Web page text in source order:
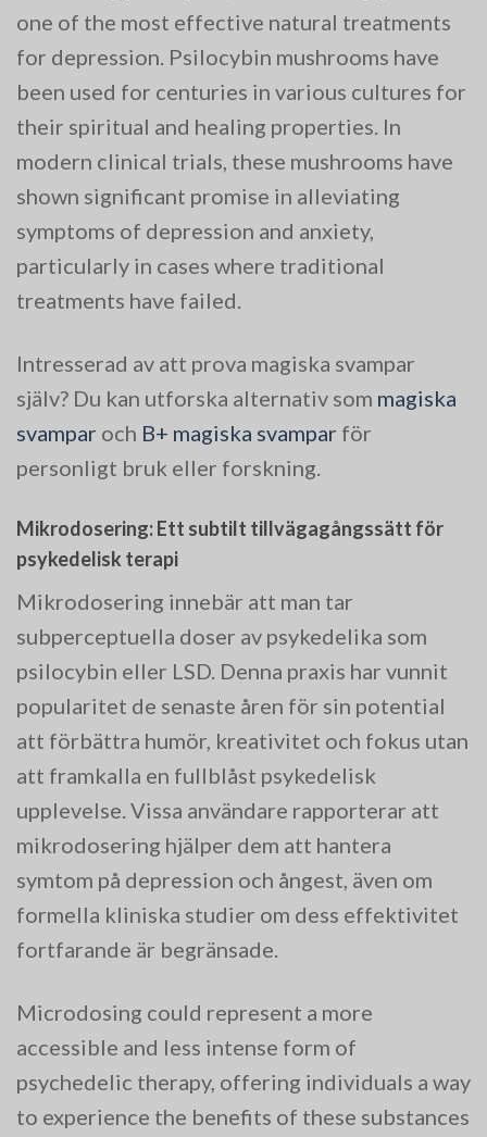
one of the most effective natural treatments
for depression. Psilocybin mushrooms have
been used for centuries in various cultures for
their spiritual and healing properties. In
modern clinical trials, these mushrooms have
shown significant promise in alleviating
symptoms of depression and anxiety,
particularly in cases where traditional
treatments have failed​.
Intresserad av att prova magiska svampar
själv? Du kan utforska alternativ som magiska
svampar och B+ magiska svampar för
personligt bruk eller forskning.
Mikrodosering: Ett subtilt tillvägagångssätt för
psykedelisk terapi
Mikrodosering innebär att man tar
subperceptuella doser av psykedelika som
psilocybin eller LSD. Denna praxis har vunnit
popularitet de senaste åren för sin potential
att förbättra humör, kreativitet och fokus utan
att framkalla en fullblåst psykedelisk
upplevelse. Vissa användare rapporterar att
mikrodosering hjälper dem att hantera
symtom på depression och ångest, även om
formella kliniska studier om dess effektivitet
fortfarande är begränsade.
Microdosing could represent a more
accessible and less intense form of
psychedelic therapy, offering individuals a way
to experience the benefits of these substances